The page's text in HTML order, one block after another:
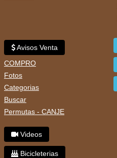
Avisos Venta
COMPRO
Fotos
Categorias
Buscar
Permutas - CANJE
Videos
Bicicleterias